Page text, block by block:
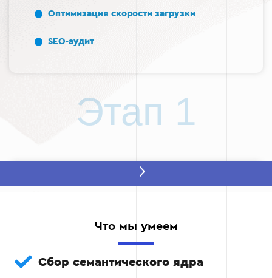
Оптимизация скорости загрузки
SEO-аудит
Этап 1
Этап 2 — Настроим системы
инструменты для отслеживания трафика,
конверсий и поведения пользователей на
сайте.
Что мы умеем
Сбор семантического ядра